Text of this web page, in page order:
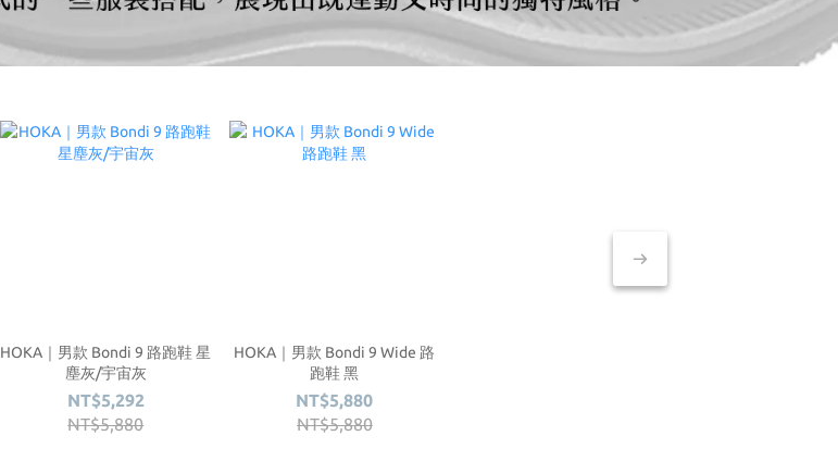
HOKA｜男款 Bondi 9 路跑鞋 星
塵灰/宇宙灰
NT$5,292
NT$5,880
HOKA｜男款 Bondi 9 Wide 路
跑鞋 黑
NT$5,880
NT$5,880